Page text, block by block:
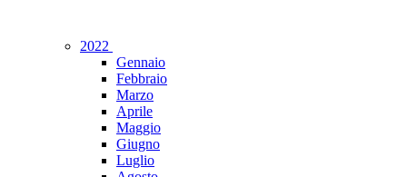
2022
Gennaio
Febbraio
Marzo
Aprile
Maggio
Giugno
Luglio